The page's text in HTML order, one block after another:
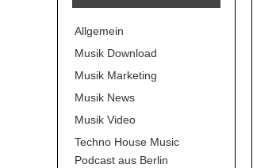
Allgemein
Musik Download
Musik Marketing
Musik News
Musik Video
Techno House Music
Podcast aus Berlin